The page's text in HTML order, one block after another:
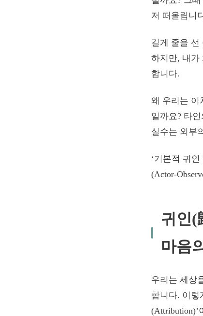
저 떠올립니
길게 줄을 선
하지만, 내가
합니다.
왜 우리는 이
일까요? 타
실수는 외부
‘기본적 귀
(Actor-
귀인(
마음
우리는 세상
합니다. 이렇